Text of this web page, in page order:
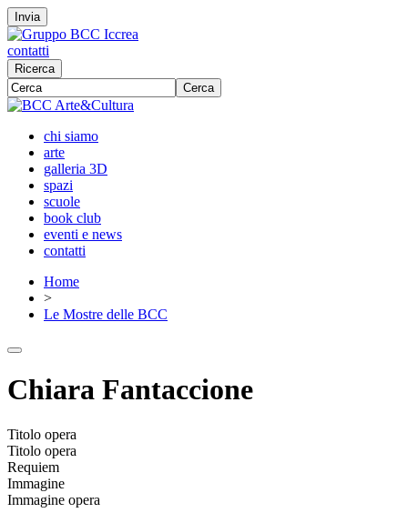
Invia
contatti
Ricerca
Cerca
chi siamo
arte
galleria 3D
spazi
scuole
book club
eventi e news
contatti
Home
>
Le Mostre delle BCC
Chiara Fantaccione
Titolo opera
Titolo opera
Requiem
Immagine
Immagine opera